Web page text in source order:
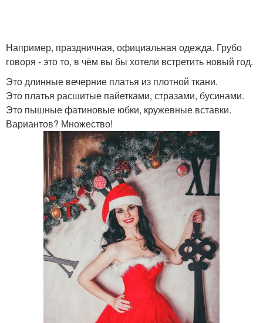
Например, праздничная, официальная одежда. Грубо
говоря - это то, в чём вы бы хотели встретить новый год.
Это длинные вечерние платья из плотной ткани.
Это платья расшитые пайетками, стразами, бусинами.
Это пышные фатиновые юбки, кружевные вставки.
Вариантов? Множество!